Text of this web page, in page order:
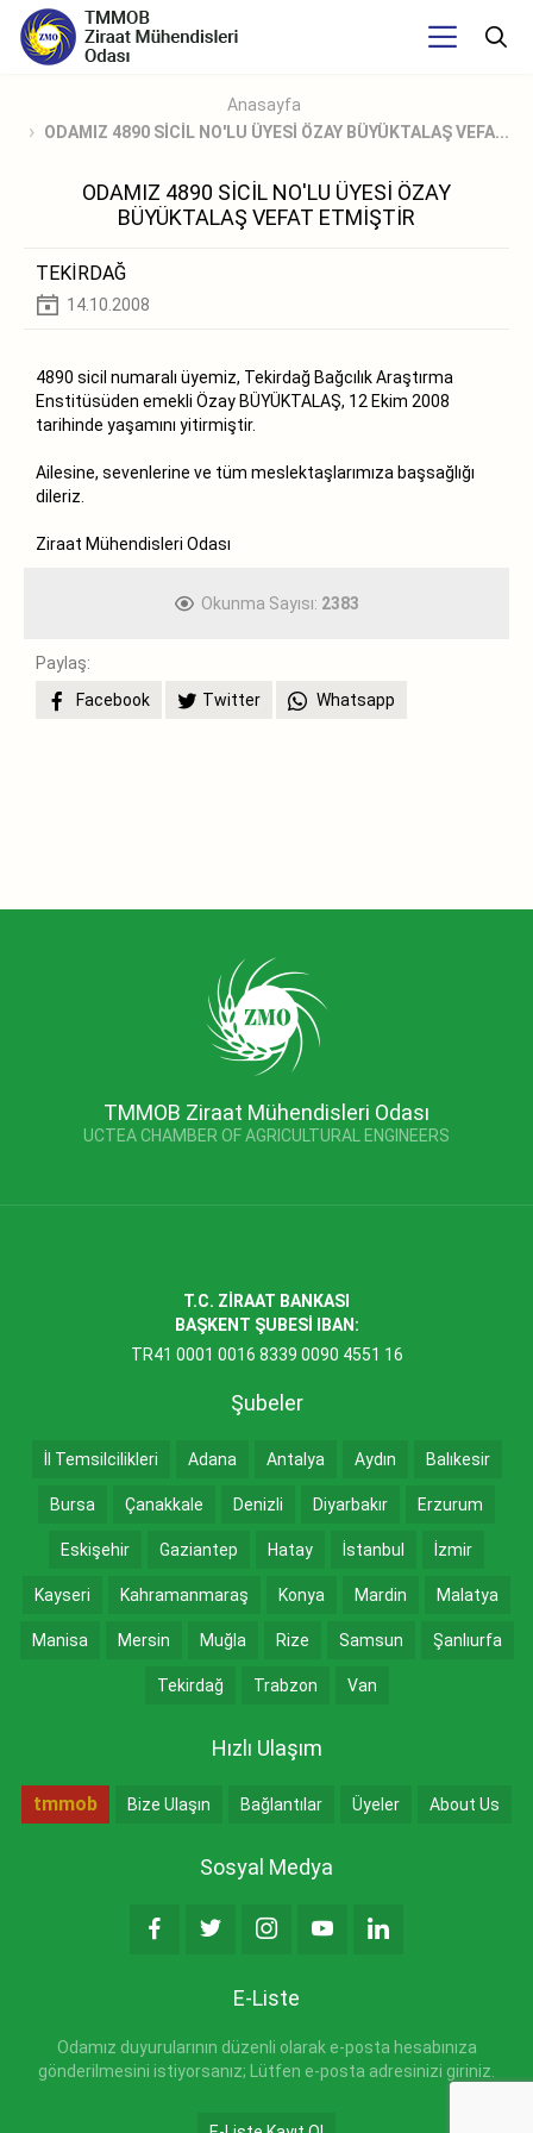
Anasayfa
ODAMIZ 4890 SİCİL NO'LU ÜYESİ ÖZAY BÜYÜKTALAŞ VEFA...
ODAMIZ 4890 SİCİL NO'LU ÜYESİ ÖZAY
BÜYÜKTALAŞ VEFAT ETMİŞTİR
TEKİRDAĞ
14.10.2008
4890 sicil numaralı üyemiz, Tekirdağ Bağcılık Araştırma
Enstitüsüden emekli Özay BÜYÜKTALAŞ, 12 Ekim 2008
tarihinde yaşamını yitirmiştir.
Ailesine, sevenlerine ve tüm meslektaşlarımıza başsağlığı
dileriz.
Ziraat Mühendisleri Odası
Okunma Sayısı: 2383
Paylaş:
Facebook
Twitter Whatsapp
TMMOB Ziraat Mühendisleri Odası
UCTEA CHAMBER OF AGRICULTURAL ENGINEERS
T.C. ZİRAAT BANKASI
BAŞKENT ŞUBESİ IBAN:
TR41 0001 0016 8339 0090 4551 16
Şubeler
İl Temsilcilikleri Adana Antalya Aydın Balıkesir
Bursa Çanakkale Denizli Diyarbakır Erzurum
Eskişehir Gaziantep Hatay İstanbul İzmir
Kayseri Kahramanmaraş Konya Mardin Malatya
Manisa Mersin Muğla Rize Samsun Şanlıurfa
Tekirdağ Trabzon Van
Hızlı Ulaşım
tmmob Bize Ulaşın Bağlantılar Üyeler About Us
Sosyal Medya
E-Liste
Odamız duyurularının düzenli olarak e-posta hesabınıza
gönderilmesini istiyorsanız; Lütfen e-posta adresinizi giriniz.